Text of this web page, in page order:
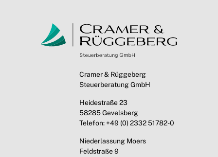
Cramer & Rüggeberg
Steuerberatung GmbH
Heidestraße 23
58285 Gevelsberg
Telefon: +49 (0) 2332 51782-0
Niederlassung Moers
Feldstraße 9